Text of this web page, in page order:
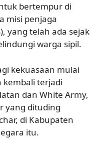
bertempur di
misi penjaga
yang telah ada sejak
warga sipil.
kekuasaan mulai
terjadi
dan White Army,
yang dituding
di Kabupaten
itu.